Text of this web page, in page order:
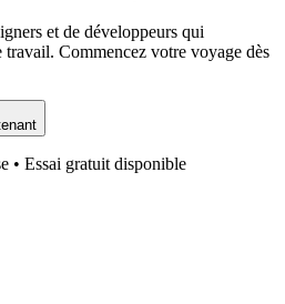
et de développeurs qui
Commencez votre voyage dès
• Essai gratuit disponible